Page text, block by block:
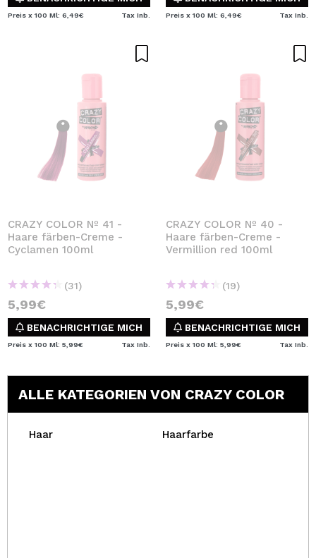
Preis x 100 Ml: 6,49€ Tax Inb. Preis x 100 Ml: 6,49€ Tax Inb.
CRAZY COLOR Nº 41 -
Haare färben-Creme -
Cyclamen 100ml
(31)
5,99€
BENACHRICHTIGE MICH
Preis x 100 Ml: 5,99€ Tax Inb.
CRAZY COLOR Nº 40 -
Haare färben-Creme -
Vermillion red 100ml
(19)
5,99€
BENACHRICHTIGE MICH
Preis x 100 Ml: 5,99€ Tax Inb.
ALLE KATEGORIEN VON CRAZY COLOR
Haar Haarfarbe